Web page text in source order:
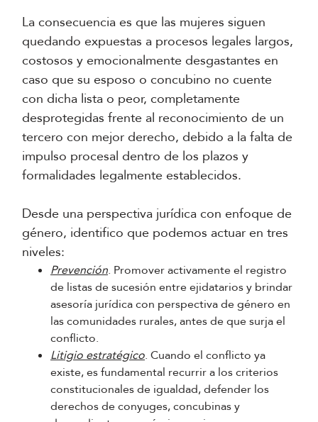
La consecuencia es que las mujeres siguen
quedando expuestas a procesos legales largos,
costosos y emocionalmente desgastantes en
caso que su esposo o concubino no cuente
con dicha lista o peor, completamente
desprotegidas frente al reconocimiento de un
tercero con mejor derecho, debido a la falta de
impulso procesal dentro de los plazos y
formalidades legalmente establecidos.
Desde una perspectiva jurídica con enfoque de
género, identifico que podemos actuar en tres
niveles:
Prevención. Promover activamente el registro
de listas de sucesión entre ejidatarios y brindar
asesoría jurídica con perspectiva de género en
las comunidades rurales, antes de que surja el
conflicto.
Litigio estratégico. Cuando el conflicto ya
existe, es fundamental recurrir a los criterios
constitucionales de igualdad, defender los
derechos de conyuges, concubinas y